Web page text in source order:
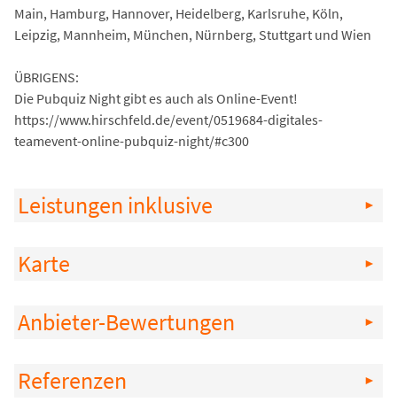
Main, Hamburg, Hannover, Heidelberg, Karlsruhe, Köln,
Leipzig, Mannheim, München, Nürnberg, Stuttgart und Wien
ÜBRIGENS:
Die Pubquiz Night gibt es auch als Online-Event!
https://www.hirschfeld.de/event/0519684-digitales-
teamevent-online-pubquiz-night/#c300
Leistungen inklusive
Karte
Anbieter-Bewertungen
Referenzen